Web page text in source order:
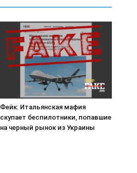
Фейк: Итальянская мафия
скупает беспилотники, попавшие
на черный рынок из Украины